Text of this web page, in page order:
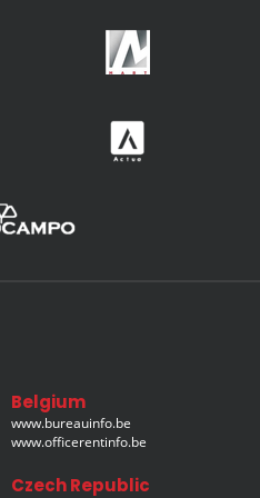
Belgium
www.bureauinfo.be
www.officerentinfo.be
Czech Republic